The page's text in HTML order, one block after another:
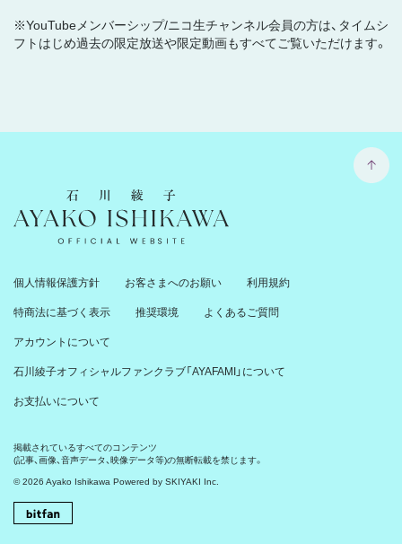
※YouTubeメンバーシップ/ニコ生チャンネル会員の方は、タイムシ
フトはじめ過去の限定放送や限定動画もすべてご覧いただけます。
石川綾子 Ayako Ishikawa Official Website
個人情報保護方針 お客さまへのお願い 利用規約
特商法に基づく表示 推奨環境 よくあるご質問
アカウントについて
石川綾子オフィシャルファンクラブ「AYAFAMI」について
お支払いについて
掲載されているすべてのコンテンツ
(記事、画像、音声データ、映像データ等)の無断転載を禁じます。
© 2026 Ayako Ishikawa Powered by SKIYAKI Inc.